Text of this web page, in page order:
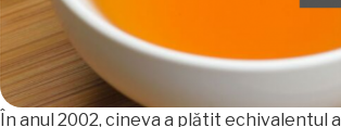
În anul 2002, cineva a plătit echivalentul a